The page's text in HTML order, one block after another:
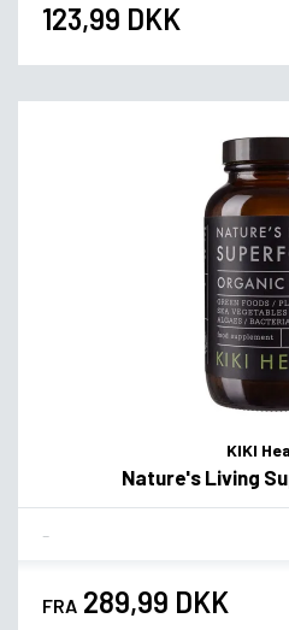
123,99 DKK
KIKI
Nature's Living
FRA 289,99 DKK